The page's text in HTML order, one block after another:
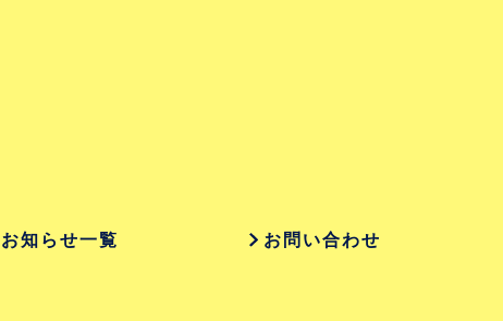
お知らせ一覧 お問い合わせ